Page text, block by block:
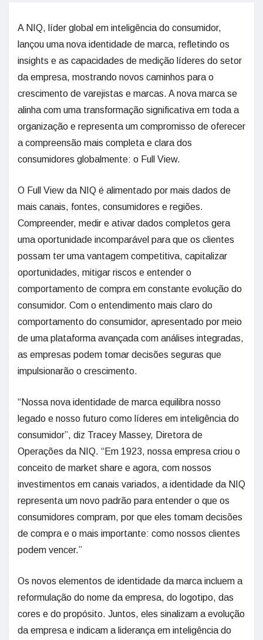
A NIQ, líder global em inteligência do consumidor,
lançou uma nova identidade de marca, refletindo os
insights e as capacidades de medição líderes do setor
da empresa, mostrando novos caminhos para o
crescimento de varejistas e marcas. A nova marca se
alinha com uma transformação significativa em toda a
organização e representa um compromisso de oferecer
a compreensão mais completa e clara dos
consumidores globalmente: o Full View.
O Full View da NIQ é alimentado por mais dados de
mais canais, fontes, consumidores e regiões.
Compreender, medir e ativar dados completos gera
uma oportunidade incomparável para que os clientes
possam ter uma vantagem competitiva, capitalizar
oportunidades, mitigar riscos e entender o
comportamento de compra em constante evolução do
consumidor. Com o entendimento mais claro do
comportamento do consumidor, apresentado por meio
de uma plataforma avançada com análises integradas,
as empresas podem tomar decisões seguras que
impulsionarão o crescimento.
“Nossa nova identidade de marca equilibra nosso
legado e nosso futuro como líderes em inteligência do
consumidor”, diz Tracey Massey, Diretora de
Operações da NIQ. “Em 1923, nossa empresa criou o
conceito de market share e agora, com nossos
investimentos em canais variados, a identidade da NIQ
representa um novo padrão para entender o que os
consumidores compram, por que eles tomam decisões
de compra e o mais importante: como nossos clientes
podem vencer.”
Os novos elementos de identidade da marca incluem a
reformulação do nome da empresa, do logotipo, das
cores e do propósito. Juntos, eles sinalizam a evolução
da empresa e indicam a liderança em inteligência do